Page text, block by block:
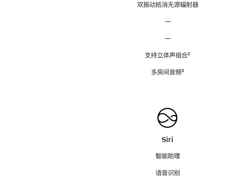
双振动抵消无源辐射器
—
—
支持立体声组合脚
²
多房间音频脚
³
Siri
智能助理
语音识别